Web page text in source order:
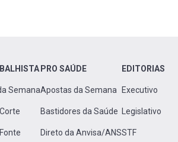
Semana
PRO SAÚDE
Apostas da Semana
Bastidores da Saúde
Direto da Anvisa/ANS
EDITORIAS
Executivo
Legislativo
STF